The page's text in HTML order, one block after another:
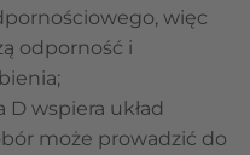
więc
odporność i
D wspiera układ
może prowadzić do